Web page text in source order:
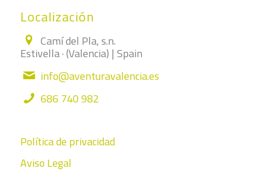
Localización
Camí del Pla, s.n.
Estivella · (Valencia) | Spain
info@aventuravalencia.es
686 740 982
Política de privacidad
Aviso Legal